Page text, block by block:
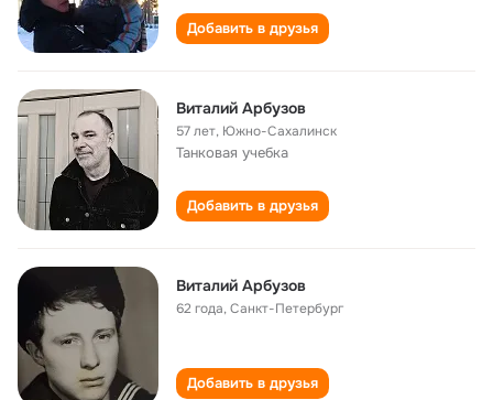
Добавить в друзья
Виталий Арбузов
57 лет, Южно-Сахалинск
Танковая учебка
Добавить в друзья
Виталий Арбузов
62 года,Санкт-Петербург
Добавить в друзья